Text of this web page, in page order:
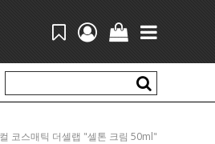
코스매틱 더셀랩 "셀톤 크림 50ml"